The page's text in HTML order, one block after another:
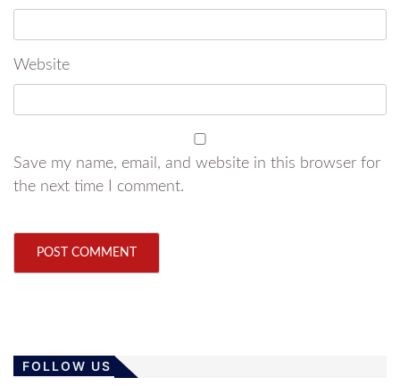
Website
Save my name, email, and website in this browser for
the next time I comment.
FOLLOW US